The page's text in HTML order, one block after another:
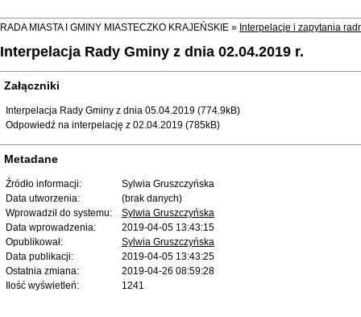
RADA MIASTA I GMINY MIASTECZKO KRAJEŃSKIE » Interpelacje i zapytania
Interpelacja Rady Gminy z dnia 02.04.2019 r.
Załączniki
Interpelacja Rady Gminy z dnia 05.04.2019 (774.9kB)
Odpowiedź na interpelację z 02.04.2019 (785kB)
Metadane
Źródło informacji:
Sylwia Gruszczyńska
Data utworzenia:
(brak danych)
Wprowadził do systemu:
Sylwia Gruszczyńska
Data wprowadzenia:
2019-04-05 13:43:15
Opublikował:
Sylwia Gruszczyńska
Data publikacji:
2019-04-05 13:43:25
Ostatnia zmiana:
2019-04-26 08:59:28
Ilość wyświetleń:
1241